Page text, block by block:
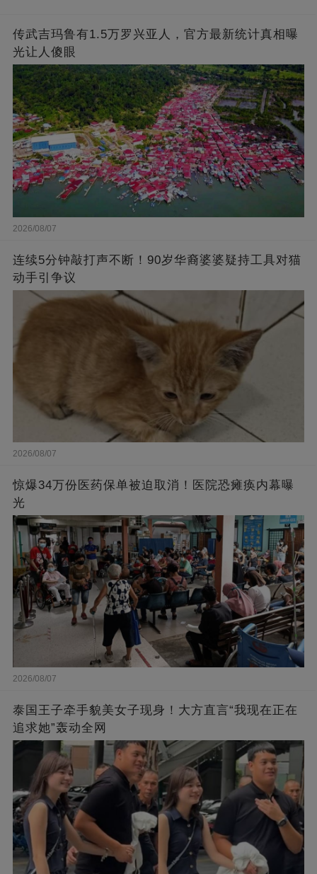
传武吉玛鲁有1.5万罗兴亚人，官方最新统计真相曝
光让人傻眼
2026/08/07
连续5分钟敲打声不断！90岁华裔婆婆疑持工具对猫
动手引争议
2026/08/07
惊爆34万份医药保单被迫取消！医院恐瘫痪内幕曝
光
2026/08/07
泰国王子牵手貌美女子现身！大方直言“我现在正在
追求她”轰动全网